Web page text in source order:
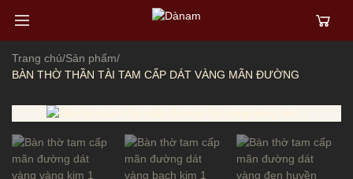
Trang chủ/Sản phẩm/
BÀN THỜ THẦN TÀI TAM CẤP DÁT VÀNG MÃN ĐƯỜNG